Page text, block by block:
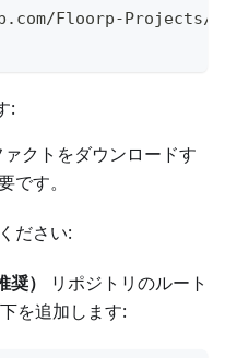
Floorp-Projects/
:
クトをダウンロードす
です。
ださい:
）
リポジトリのルート
を追加します: